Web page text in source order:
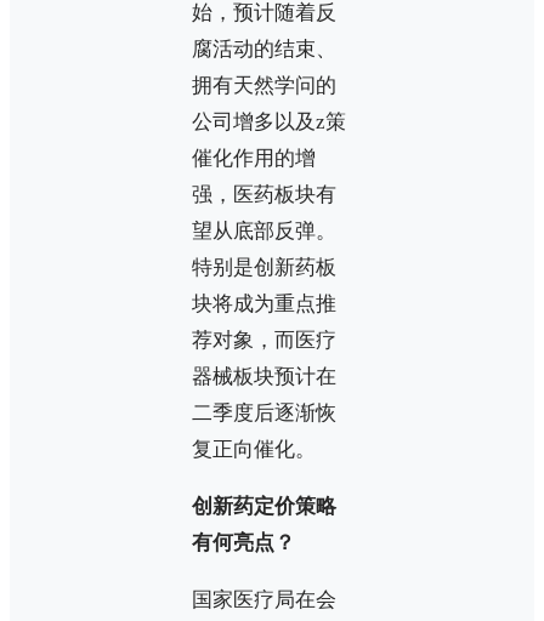
始，预计随着反
腐活动的结束、
拥有天然学问的
公司增多以及z策
催化作用的增
强，医药板块有
望从底部反弹。
特别是创新药板
块将成为重点推
荐对象，而医疗
器械板块预计在
二季度后逐渐恢
复正向催化。
创新药定价策略
有何亮点？
国家医疗局在会